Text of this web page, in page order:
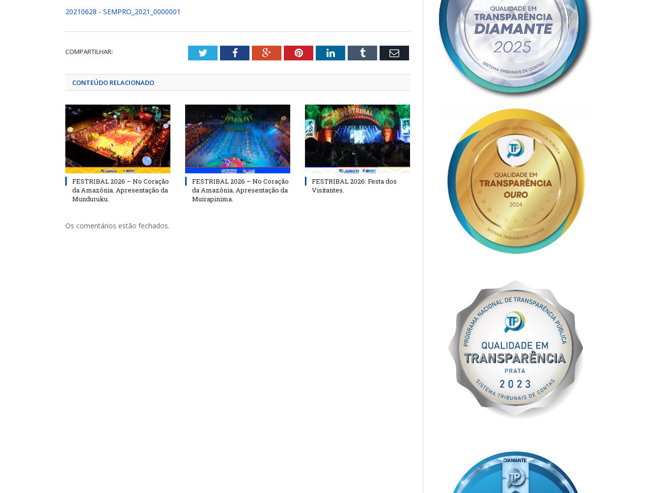
20210628 - SEMPRO_2021_0000001
COMPARTILHAR: TwitterFacebookGoogle+PinterestLinkedInTumblr Email
CONTEÚDO RELACIONADO
FESTRIBAL 2026 – No Coração
da Amazônia. Apresentação da
Munduruku.
FESTRIBAL 2026 – No Coração
da Amazônia. Apresentação da
Muirapinima.
FESTRIBAL 2026: Festa dos
Visitantes.
Os comentários estão fechados.